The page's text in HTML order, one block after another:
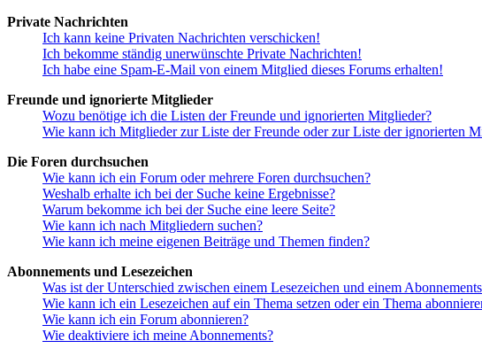
Private Nachrichten
Ich kann keine Privaten Nachrichten verschicken!
Ich bekomme ständig unerwünschte Private Nachrichten!
Ich habe eine Spam-E-Mail von einem Mitglied dieses Forums erhalten!
Freunde und ignorierte Mitglieder
Wozu benötige ich die Listen der Freunde und ignorierten Mitglieder?
Wie kann ich Mitglieder zur Liste der Freunde oder zur Liste der ignorierten
Die Foren durchsuchen
Wie kann ich ein Forum oder mehrere Foren durchsuchen?
Weshalb erhalte ich bei der Suche keine Ergebnisse?
Warum bekomme ich bei der Suche eine leere Seite?
Wie kann ich nach Mitgliedern suchen?
Wie kann ich meine eigenen Beiträge und Themen finden?
Abonnements und Lesezeichen
Was ist der Unterschied zwischen einem Lesezeichen und einem
Wie kann ich ein Lesezeichen auf ein Thema setzen oder ein Thema
Wie kann ich ein Forum abonnieren?
Wie deaktiviere ich meine Abonnements?